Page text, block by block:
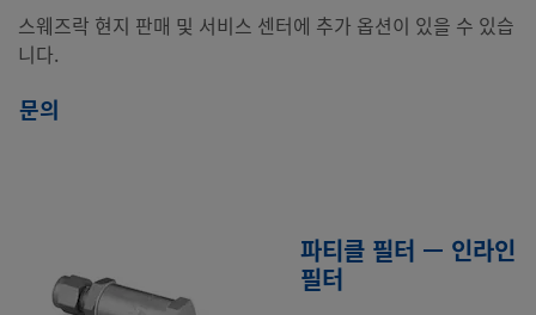
스웨즈락 현지 판매 및 서비스 센터에 추가 옵션이 있을 수 있습
니다.
문의
파티클 필터 — 인라인
필터